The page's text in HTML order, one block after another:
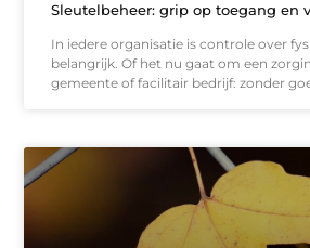
Sleutelbeheer: grip op toegang en
In iedere organisatie is controle over
belangrijk. Of het nu gaat om een
gemeente of facilitair bedrijf: zonder